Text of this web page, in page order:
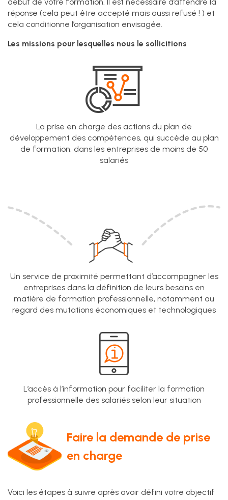
réponse (cela peut être accepté mais aussi refusé ! ) et
cela conditionne l’organisation envisagée.
Les missions pour lesquelles nous le sollicitions
La prise en charge des actions du plan de
développement des compétences, qui succède au plan
de formation, dans les entreprises de moins de 50
salariés
Un service de proximité permettant d’accompagner les
entreprises dans la définition de leurs besoins en
matière de formation professionnelle, notamment au
regard des mutations économiques et technologiques
L’accès à l’information pour faciliter la formation
professionnelle des salariés selon leur situation
Faire la demande de prise
en charge
Voici les étapes à suivre après avoir défini votre objectif